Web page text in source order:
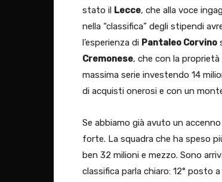
stato il Lecce, che alla voce
nella “classifica” degli stipendi
l’esperienza di Pantaleo Corvino
Cremonese, che con la proprietà
massima serie investendo 14
di acquisti onerosi e con un
Se abbiamo già avuto un
forte. La squadra che ha speso
ben 32 milioni e mezzo. Sono
classifica parla chiaro: 12° posto